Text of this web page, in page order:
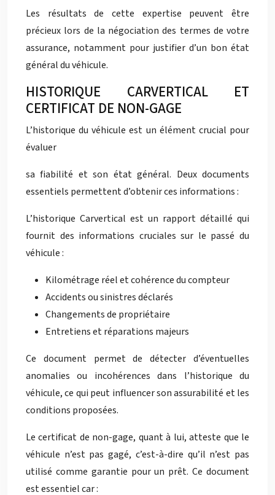
Les résultats de cette expertise peuvent être
précieux lors de la négociation des termes de votre
assurance, notamment pour justifier d’un bon état
général du véhicule.
HISTORIQUE CARVERTICAL ET
CERTIFICAT DE NON-GAGE
L’historique du véhicule est un élément crucial pour
évaluer
sa fiabilité et son état général. Deux documents
essentiels permettent d’obtenir ces informations :
L’historique Carvertical est un rapport détaillé qui
fournit des informations cruciales sur le passé du
véhicule :
Kilométrage réel et cohérence du compteur
Accidents ou sinistres déclarés
Changements de propriétaire
Entretiens et réparations majeurs
Ce document permet de détecter d’éventuelles
anomalies ou incohérences dans l’historique du
véhicule, ce qui peut influencer son assurabilité et les
conditions proposées.
Le certificat de non-gage, quant à lui, atteste que le
véhicule n’est pas gagé, c’est-à-dire qu’il n’est pas
utilisé comme garantie pour un prêt. Ce document
est essentiel car :